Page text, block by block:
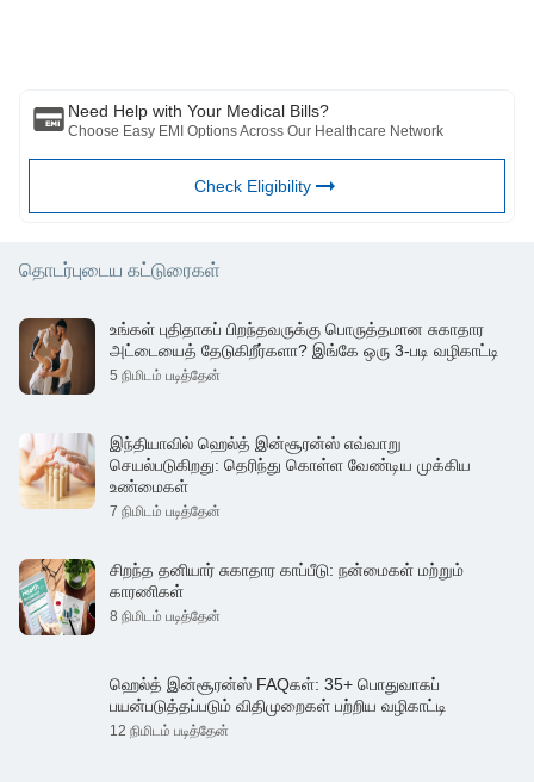
தகவலுக்கும் அல்லது மூன்றாம் தரப்பினரால் வழங்கப்படும் சேவைகள்
Need Help with Your Medical Bills?
Choose Easy EMI Options Across Our Healthcare Network
Check Eligibility
தொடர்புடைய கட்டுரைகள்
உங்கள் புதிதாகப் பிறந்தவருக்கு பொருத்தமான சுகாதார
அட்டையைத் தேடுகிறீர்களா? இங்கே ஒரு 3-படி வழிகாட்டி
5 நிமிடம் படித்தேன்
இந்தியாவில் ஹெல்த் இன்சூரன்ஸ் எவ்வாறு
செயல்படுகிறது: தெரிந்து கொள்ள வேண்டிய முக்கிய
உண்மைகள்
7 நிமிடம் படித்தேன்
சிறந்த தனியார் சுகாதார காப்பீடு: நன்மைகள் மற்றும்
காரணிகள்
8 நிமிடம் படித்தேன்
ஹெல்த் இன்சூரன்ஸ் FAQகள்: 35+ பொதுவாகப்
பயன்படுத்தப்படும் விதிமுறைகள் பற்றிய வழிகாட்டி
12 நிமிடம் படித்தேன்